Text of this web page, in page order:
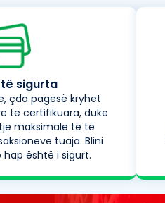
sigurta
çdo pagesë kryhet
të certifikuara, duke
maksimale të të
tuaja. Blini
është i sigurt.